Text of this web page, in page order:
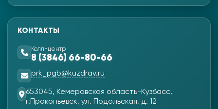
КОНТАКТЫ
Колл-центр
8 (3846) 66-80-66
prk_pgb@kuzdrav.ru
653045, Кемеровская область-Кузбасс,
г.Прокопьевск, ул. Подольская, д. 12